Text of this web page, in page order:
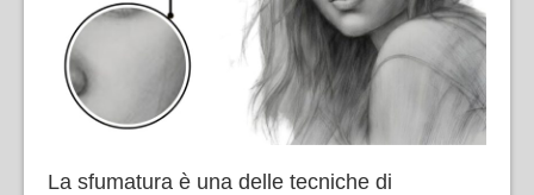
La sfumatura è una delle tecniche di